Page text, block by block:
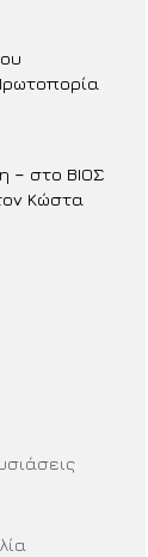
– στο ΒΙΟΣ
Κώστα